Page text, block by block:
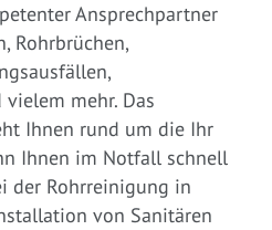
Ansprechpartner
Rohrbrüchen,
mehr. Das
Ihnen rund um die Ihr
Ihnen im Notfall schnell
der Rohrreinigung in
von Sanitären